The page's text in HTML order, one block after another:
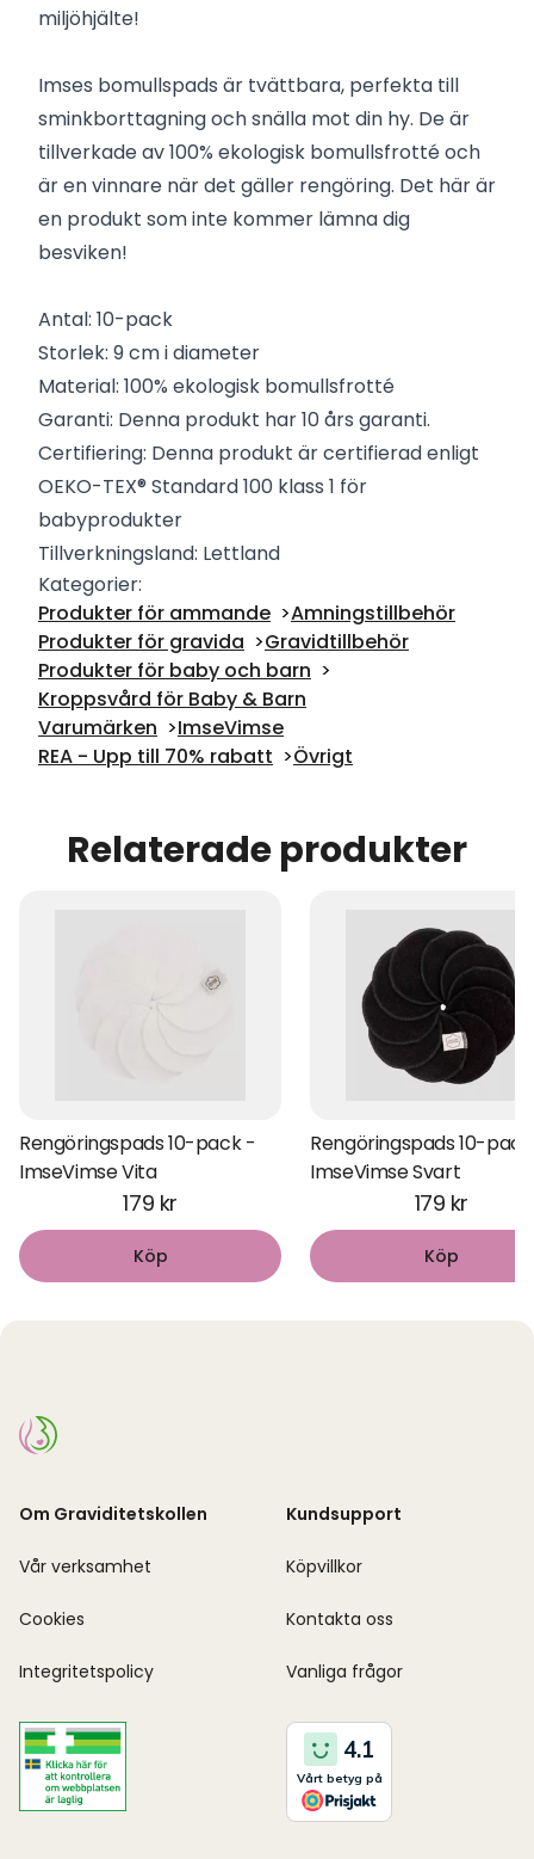
miljöhjälte!
Imses bomullspads är tvättbara, perfekta till
sminkborttagning och snälla mot din hy. De är
tillverkade av 100% ekologisk bomullsfrotté och
är en vinnare när det gäller rengöring. Det här är
en produkt som inte kommer lämna dig
besviken!
Antal: 10-pack
Storlek: 9 cm i diameter
Material: 100% ekologisk bomullsfrotté
Garanti: Denna produkt har 10 års garanti.
Certifiering: Denna produkt är certifierad enligt
OEKO-TEX® Standard 100 klass 1 för
babyprodukter
Tillverkningsland: Lettland
Kategorier:
Produkter för ammande
Amningstillbehör
Produkter för gravida
Gravidtillbehör
Produkter för baby och barn
Kroppsvård för Baby & Barn
Varumärken
ImseVimse
REA - Upp till 70% rabatt
Övrigt
Relaterade produkter
Rengöringspads 10-pack -
ImseVimse Vita
179 kr
Köp
Rengöringspads 10-
ImseVimse Svart
179 kr
Köp
Om Graviditetskollen
Vår verksamhet
Cookies
Integritetspolicy
Kundsupport
Köpvillkor
Kontakta oss
Vanliga frågor